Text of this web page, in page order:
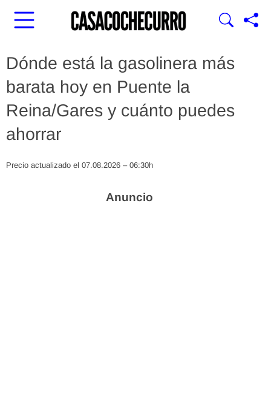
Dónde está la gasolinera más
barata hoy en Puente la
Reina/Gares y cuánto puedes
ahorrar
Precio actualizado el 07.08.2026 – 06:30h